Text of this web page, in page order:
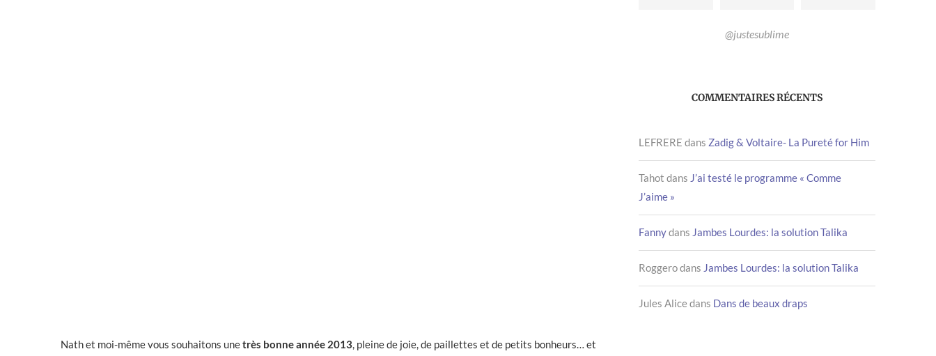
Nath et moi-même vous souhaitons unetrès bonne année 2013, pleine de joie, de paillettes et de petits bonheurs… et
@justesublime
COMMENTAIRES RÉCENTS
LEFRERE dans Zadig & Voltaire- La Pureté for Him
Tahot dans J’ai testé le programme « Comme
J’aime »
Fannydans Jambes Lourdes: la solution Talika
Roggerodans Jambes Lourdes: la solution Talika
Jules Alicedans Dans de beaux draps